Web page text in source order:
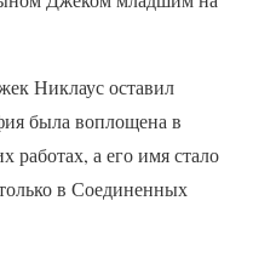
Никлаус оставил
была воплощена в
а его имя стало
в Соединенных